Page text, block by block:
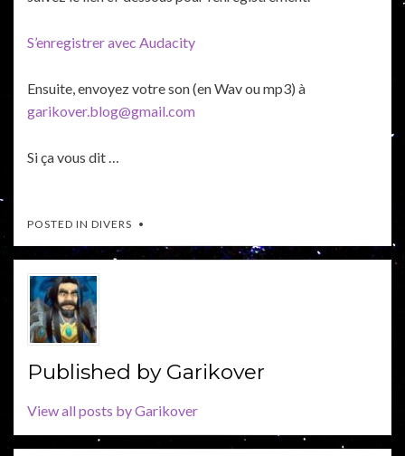
S’enregistrer avec Audacity
Ensuite, envoyez votre son (en Wav ou mp3) à
garikover.blog@gmail.com
Si ça vous dit …
POSTED IN DIVERS
Published by Garikover
View all posts by Garikover